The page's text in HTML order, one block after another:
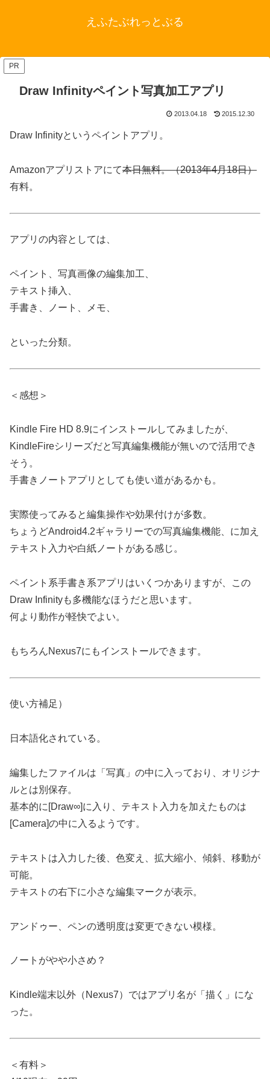
えふたぶれっとぶる
PR
Draw Infinityペイント写真加工アプリ
2013.04.18 2015.12.30
Draw Infinityというペイントアプリ。
Amazonアプリストアにて本日無料。（2013年4月18日）
有料。
アプリの内容としては、
ペイント、写真画像の編集加工、
テキスト挿入、
手書き、ノート、メモ、
といった分類。
＜感想＞
Kindle Fire HD 8.9にインストールしてみましたが、
KindleFireシリーズだと写真編集機能が無いので活用でき
そう。
手書きノートアプリとしても使い道があるかも。
実際使ってみると編集操作や効果付けが多数。
ちょうどAndroid4.2ギャラリーでの写真編集機能、に加え
テキスト入力や白紙ノートがある感じ。
ペイント系手書き系アプリはいくつかありますが、この
Draw Infinityも多機能なほうだと思います。
何より動作が軽快でよい。
もちろんNexus7にもインストールできます。
使い方補足）
日本語化されている。
編集したファイルは「写真」の中に入っており、オリジナ
ルとは別保存。
基本的に[Draw∞]に入り、テキスト入力を加えたものは
[Camera]の中に入るようです。
テキストは入力した後、色変え、拡大縮小、傾斜、移動が
可能。
テキストの右下に小さな編集マークが表示。
アンドゥー、ペンの透明度は変更できない模様。
ノートがやや小さめ？
Kindle端末以外（Nexus7）ではアプリ名が「描く」にな
った。
＜有料＞